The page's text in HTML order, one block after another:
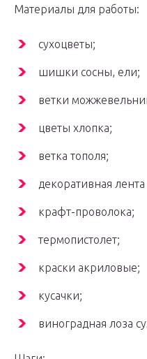
Материалы для работы:
сухоцветы;
шишки сосны, ели;
ветки
цветы хлопка;
ветка тополя;
декоративная
крафт-проволока;
термопистолет;
краски акриловые;
кусачки;
виноградная лоза